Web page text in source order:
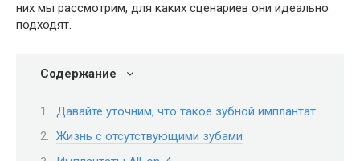
них мы рассмотрим, для каких сценариев они идеально
подходят.
Содержание
Давайте уточним, что такое зубной имплантат
Жизнь с отсутствующими зубами